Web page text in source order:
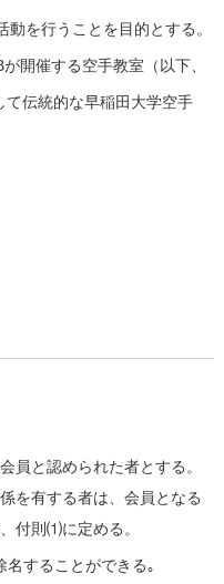
を行うことを目的とする。
開催する空手教室（以下、
て伝統的な早稲田大学空手
員と認められた者とする。
を有する者は、会員となる
付則⑴に定める。
することができる｡